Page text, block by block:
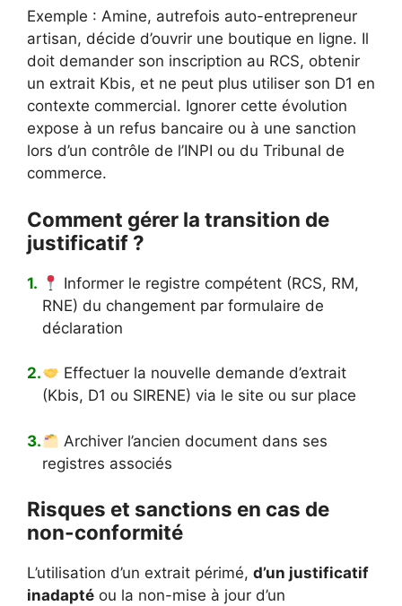
Exemple : Amine, autrefois auto-entrepreneur
artisan, décide d’ouvrir une boutique en ligne. Il
doit demander son inscription au RCS, obtenir
un extrait Kbis, et ne peut plus utiliser son D1 en
contexte commercial. Ignorer cette évolution
expose à un refus bancaire ou à une sanction
lors d’un contrôle de l’INPI ou du Tribunal de
commerce.
Comment gérer la transition de
justificatif ?
Informer le registre compétent (RCS, RM,
RNE) du changement par formulaire de
déclaration
Effectuer la nouvelle demande d’extrait
(Kbis, D1 ou SIRENE) via le site ou sur place
Archiver l’ancien document dans ses
registres associés
Risques et sanctions en cas de
non-conformité
L’utilisation d’un extrait périmé, d’un justificatif
inadapté ou la non-mise à jour d’un